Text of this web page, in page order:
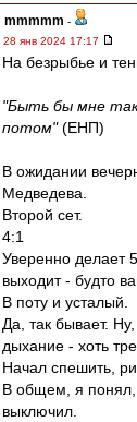
mmmmm -
28 янв 2024 17:17
На безрыбье и
"Быть бы мне
потом"(ЕНП)
В ожидании
Медведева.
Второй сет.
4:1
Уверенно делает
выходит - будто
В поту и усталый.
Да, так бывает.
дыхание - хоть
Начал спешить,
В общем, я понял,
выключил.